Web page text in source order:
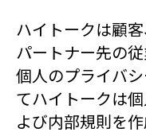
ハイトークは顧
パートナー先の
個人のプライバ
てハイトークは
よび内部規則を